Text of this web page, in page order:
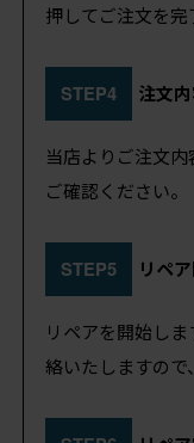
押してご注文を完
STEP4 注文
当店よりご注文
ご確認ください。
STEP5 リペ
リペアを開始し
絡いたしますので